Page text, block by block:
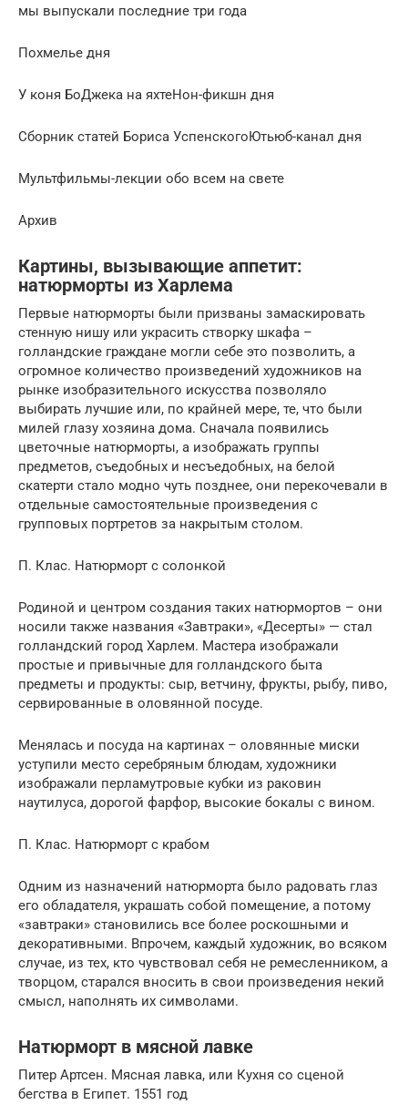
мы выпускали последние три года
Похмелье дня
У коня БоДжека на яхтеНон-фикшн дня
Сборник статей Бориса УспенскогоЮтьюб-канал дня
Мультфильмы-лекции обо всем на свете
Архив
Картины, вызывающие аппетит:
натюрморты из Харлема
Первые натюрморты были призваны замаскировать
стенную нишу или украсить створку шкафа –
голландские граждане могли себе это позволить, а
огромное количество произведений художников на
рынке изобразительного искусства позволяло
выбирать лучшие или, по крайней мере, те, что были
милей глазу хозяина дома. Сначала появились
цветочные натюрморты, а изображать группы
предметов, съедобных и несъедобных, на белой
скатерти стало модно чуть позднее, они перекочевали в
отдельные самостоятельные произведения с
групповых портретов за накрытым столом.
П. Клас. Натюрморт с солонкой
Родиной и центром создания таких натюрмортов – они
носили также названия «Завтраки», «Десерты» — стал
голландский город Харлем. Мастера изображали
простые и привычные для голландского быта
предметы и продукты: сыр, ветчину, фрукты, рыбу, пиво,
сервированные в оловянной посуде.
Менялась и посуда на картинах – оловянные миски
уступили место серебряным блюдам, художники
изображали перламутровые кубки из раковин
наутилуса, дорогой фарфор, высокие бокалы с вином.
П. Клас. Натюрморт с крабом
Одним из назначений натюрморта было радовать глаз
его обладателя, украшать собой помещение, а потому
«завтраки» становились все более роскошными и
декоративными. Впрочем, каждый художник, во всяком
случае, из тех, кто чувствовал себя не ремесленником, а
творцом, старался вносить в свои произведения некий
смысл, наполнять их символами.
Натюрморт в мясной лавке
Питер Артсен. Мясная лавка, или Кухня со сценой
бегства в Египет. 1551 год